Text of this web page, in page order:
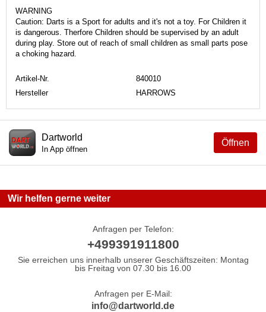
WARNING
Caution: Darts is a Sport for adults and it's not a toy. For Children it
is dangerous. Therfore Children should be supervised by an adult
during play. Store out of reach of small children as small parts pose
a choking hazard.
Artikel-Nr.
840010
Hersteller
HARROWS
Öffnen
Dartworld
In App öffnen
Wir helfen gerne weiter
Anfragen per Telefon:
+499391911800
Sie erreichen uns innerhalb unserer Geschäftszeiten: Montag
bis Freitag von 07.30 bis 16.00
Anfragen per E-Mail:
info@dartworld.de